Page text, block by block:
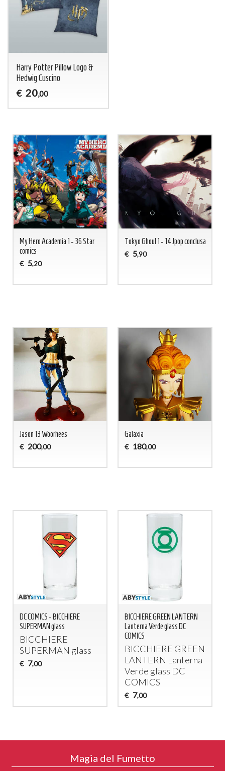
Harry Potter Pillow Logo &
Hedwig Cuscino
€ 20,00
My Hero Academia 1 - 36 Star
comics
€ 5,20
Tokyo Ghoul 1 - 14 Jpop conclusa
€ 5,90
Jason 13 Woorhees
€ 200,00
Galaxia
€ 180,00
DC COMICS - BICCHIERE
SUPERMAN glass
BICCHIERE
SUPERMAN glass
€ 7,00
BICCHIERE GREEN LANTERN
Lanterna Verde glass DC
COMICS
BICCHIERE GREEN
LANTERN Lanterna
Verde glass DC
COMICS
€ 7,00
Magia del Fumetto